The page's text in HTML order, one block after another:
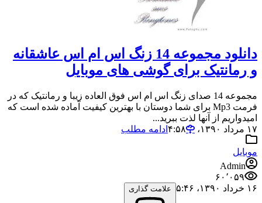
دانلود مجموعه 14 زنگ اس ام اس عاشقانه
و رمانتیک برای گوشی های موبایل
مجموعه 14 صدای زنگ اس ام اس فوق العاده زیبا و رمانتیک که در
فرمت Mp3 برای شما دوستان با بهترین کیفیت آماده شده است که
امیدواریم از آنها لذت ببرید...
۱۷ مرداد ۱۳۹۰،‏ ۴:۵۸
ادامه مطلب
موبایل
Admin
۶۰٬۰۵۹
۱۶ خرداد ۱۳۹۰،‏ ۵:۴۶
علامت گذاری